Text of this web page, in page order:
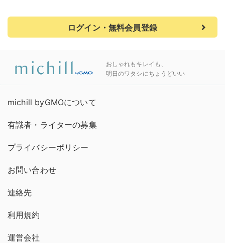
ログイン・無料会員登録
おしゃれもキレイも、
明日のワタシにちょうどいい
michill byGMOについて
有識者・ライターの募集
プライバシーポリシー
お問い合わせ
連絡先
利用規約
運営会社